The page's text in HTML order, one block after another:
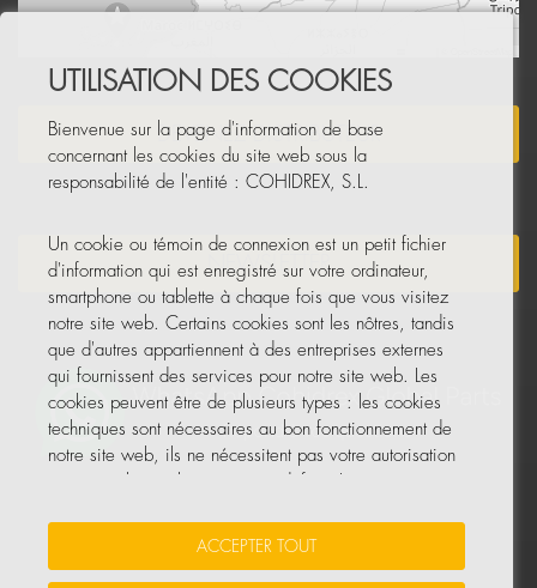
DEVENEZ DISTRIBUTEUR
NEWSLETTER
UTILISATION DES COOKIES
Bienvenue sur la page d'information de base
concernant les cookies du site web sous la
responsabilité de l'entité : COHIDREX, S.L.
Un cookie ou témoin de connexion est un petit fichier
d'information qui est enregistré sur votre ordinateur,
smartphone ou tablette à chaque fois que vous visitez
notre site web. Certains cookies sont les nôtres, tandis
que d'autres appartiennent à des entreprises externes
qui fournissent des services pour notre site web. Les
cookies peuvent être de plusieurs types : les cookies
techniques sont nécessaires au bon fonctionnement de
notre site web, ils ne nécessitent pas votre autorisation
ACCEPTER TOUT